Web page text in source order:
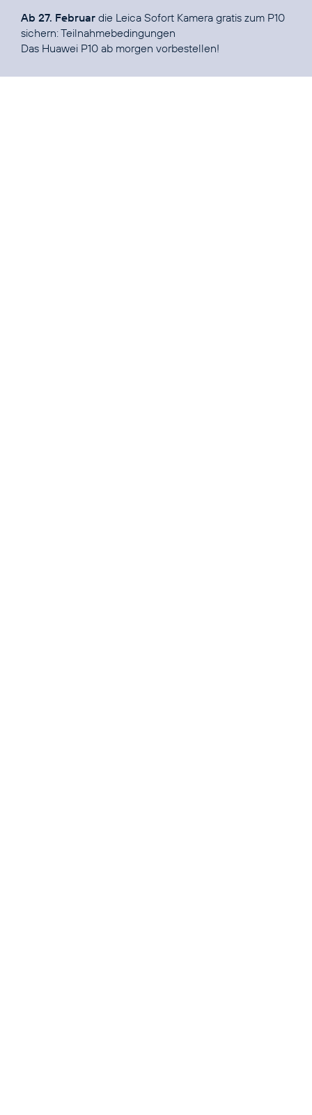
Ab 27. Februar die Leica Sofort Kamera gratis zum P10
sichern:Teilnahmebedingungen
Das Huawei P10 ab morgen vorbestellen!